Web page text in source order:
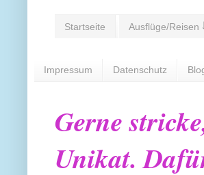
Startseite Ausflüge/Reisen
Impressum Datenschutz
Gerne
Unikat.